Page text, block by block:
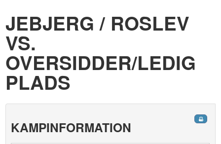
JEBJERG / ROSLEV
VS.
OVERSIDDER/LEDIG
PLADS
KAMPINFORMATION